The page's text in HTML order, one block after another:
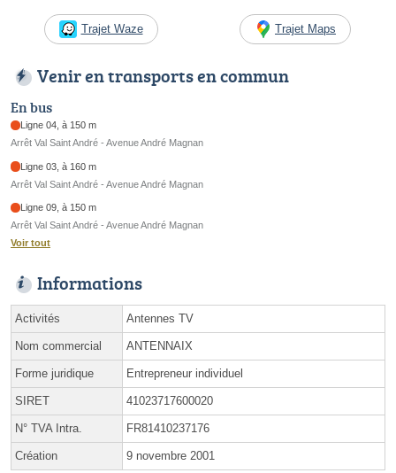
Trajet Waze Trajet Maps
Venir en transports en commun
En bus
Ligne 04, à 150 m
Arrêt Val Saint André - Avenue André Magnan
Ligne 03, à 160 m
Arrêt Val Saint André - Avenue André Magnan
Ligne 09, à 150 m
Arrêt Val Saint André - Avenue André Magnan
Voir tout
Informations
Activités Antennes TV
Nom commercial ANTENNAIX
Forme juridique Entrepreneur individuel
SIRET 41023717600020
N° TVA Intra. FR81410237176
Création 9 novembre 2001